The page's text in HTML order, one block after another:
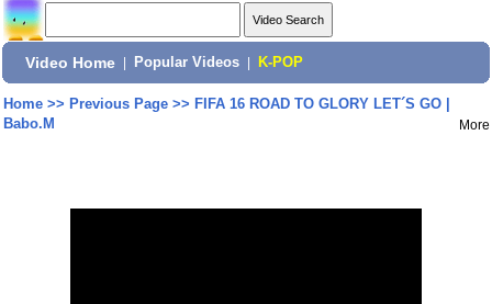
Video Home Popular Videos K-POP
Home>> Previous Page>> FIFA 16 ROAD TO GLORY LET´S GO |
Babo.M
More